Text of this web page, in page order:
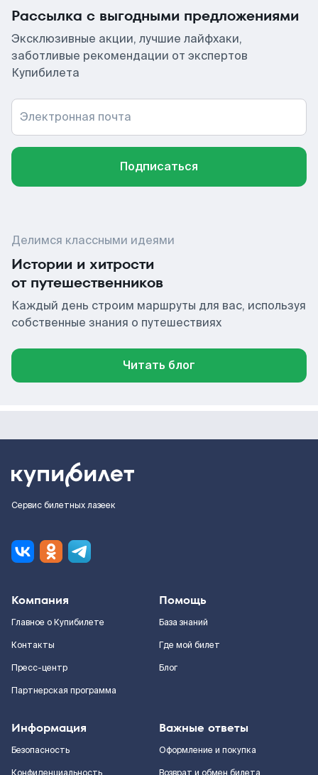
Рассылка с выгодными предложениями
Эксклюзивные акции, лучшие лайфхаки,
заботливые рекомендации от экспертов
Купибилета
Электронная почта
Подписаться
Делимся классными идеями
Истории и хитрости
от путешественников
Каждый день строим маршруты для вас, используя
собственные знания о путешествиях
Читать блог
Сервис билетных лазеек
Компания
Главное о Купибилете
Контакты
Пресс-центр
Партнерская программа
Помощь
База знаний
Где мой билет
Блог
Информация
Безопасность
Важные ответы
Оформление и покупка